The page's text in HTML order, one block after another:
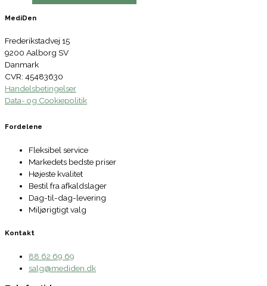
MediDen
Frederikstadvej 15
9200 Aalborg SV
Danmark
CVR: 45483630
Handelsbetingelser
Data- og Cookiepolitik
Fordelene
Fleksibel service
Markedets bedste priser
Højeste kvalitet
Bestil fra afkaldslager
Dag-til-dag-levering
Miljørigtigt valg
Kontakt
88 62 69 69
salg@mediden.dk